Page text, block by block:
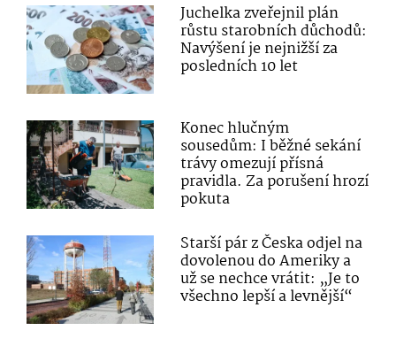
Juchelka zveřejnil plán
růstu starobních důchodů:
Navýšení je nejnižší za
posledních 10 let
Konec hlučným
sousedům: I běžné sekání
trávy omezují přísná
pravidla. Za porušení hrozí
pokuta
Starší pár z Česka odjel na
dovolenou do Ameriky a
už se nechce vrátit: „Je to
všechno lepší a levnější“